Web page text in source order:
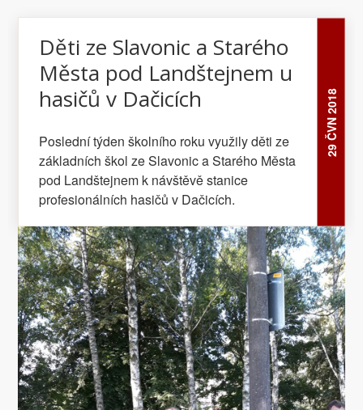
29 ČVN 2018
Děti ze Slavonic a Starého
Města pod Landštejnem u
hasičů v Dačicích
Poslední týden školního roku využily děti ze
základních škol ze Slavonic a Starého Města
pod Landštejnem k návštěvě stanice
profesionálních hasičů v Dačicích.